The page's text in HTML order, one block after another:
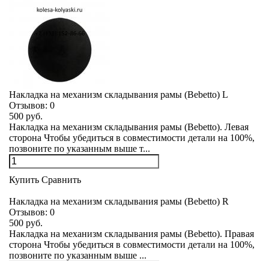
Накладка на механизм складывания рамы (Bebetto) L
Отзывов: 0
500 руб.
Накладка на механизм складывания рамы (Bebetto). Левая
сторона Чтобы убедиться в совместимости детали на 100%,
позвоните по указанным выше т...
Купить Сравнить
Накладка на механизм складывания рамы (Bebetto) R
Отзывов: 0
500 руб.
Накладка на механизм складывания рамы (Bebetto). Правая
сторона Чтобы убедиться в совместимости детали на 100%,
позвоните по указанным выше ...